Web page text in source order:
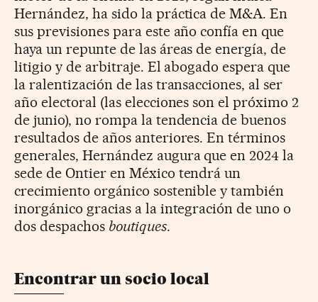
Hernández, ha sido la práctica de M&A. En
sus previsiones para este año confía en que
haya un repunte de las áreas de energía, de
litigio y de arbitraje. El abogado espera que
la ralentización de las transacciones, al ser
año electoral (las elecciones son el próximo 2
de junio), no rompa la tendencia de buenos
resultados de años anteriores. En términos
generales, Hernández augura que en 2024 la
sede de Ontier en México tendrá un
crecimiento orgánico sostenible y también
inorgánico gracias a la integración de uno o
dos despachos boutiques.
Encontrar un socio local